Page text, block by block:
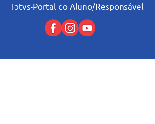
Totvs-Portal do Aluno/Responsável